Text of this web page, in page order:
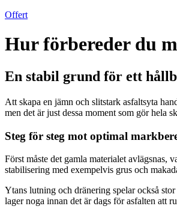
Offert
Hur förbereder du
En stabil grund för ett
Att skapa en jämn och slitstark asfaltsyta
men det är just dessa moment som gör hela
Steg för steg mot optimal
Först måste det gamla materialet avlägsnas,
stabilisering med exempelvis grus och
Ytans lutning och dränering spelar också
lager noga innan det är dags för asfalten att